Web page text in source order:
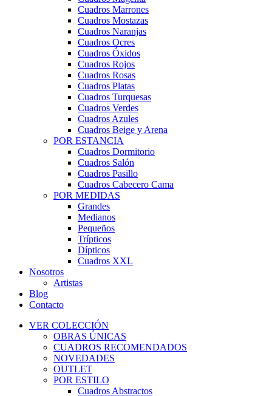
Cuadros Marrones
Cuadros Mostazas
Cuadros Naranjas
Cuadros Ocres
Cuadros Óxidos
Cuadros Rojos
Cuadros Rosas
Cuadros Platas
Cuadros Turquesas
Cuadros Verdes
Cuadros Azules
Cuadros Beige y Arena
POR ESTANCIA
Cuadros Dormitorio
Cuadros Salón
Cuadros Pasillo
Cuadros Cabecero Cama
POR MEDIDAS
Grandes
Medianos
Pequeños
Trípticos
Dípticos
Cuadros XXL
Nosotros
Artistas
Blog
Contacto
VER COLECCIÓN
OBRAS ÚNICAS
CUADROS RECOMENDADOS
NOVEDADES
OUTLET
POR ESTILO
Cuadros Abstractos